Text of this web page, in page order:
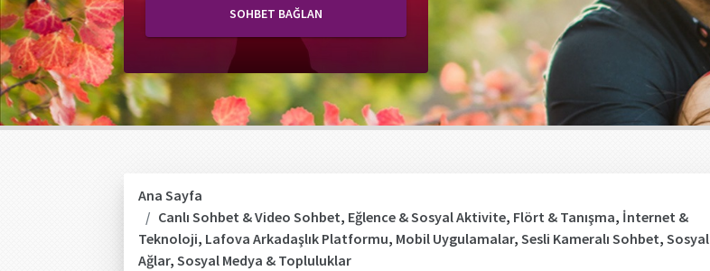
SOHBET BAĞLAN
Ana Sayfa
Canlı Sohbet & Video Sohbet, Eğlence & Sosyal Aktivite, Flört & Tanışma, İnternet &
Teknoloji, Lafova Arkadaşlık Platformu, Mobil Uygulamalar, Sesli Kameralı Sohbet, Sosyal
Ağlar, Sosyal Medya & Topluluklar